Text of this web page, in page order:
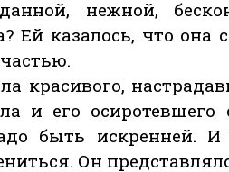
нежной,
Ей казалось, что
красивого,
и его
быть искренней. И
Он